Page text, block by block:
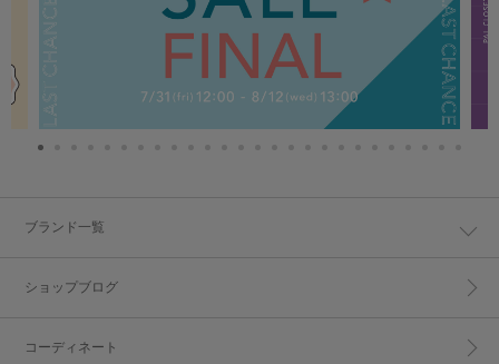
ブランド一覧
ショップブログ
コーディネート